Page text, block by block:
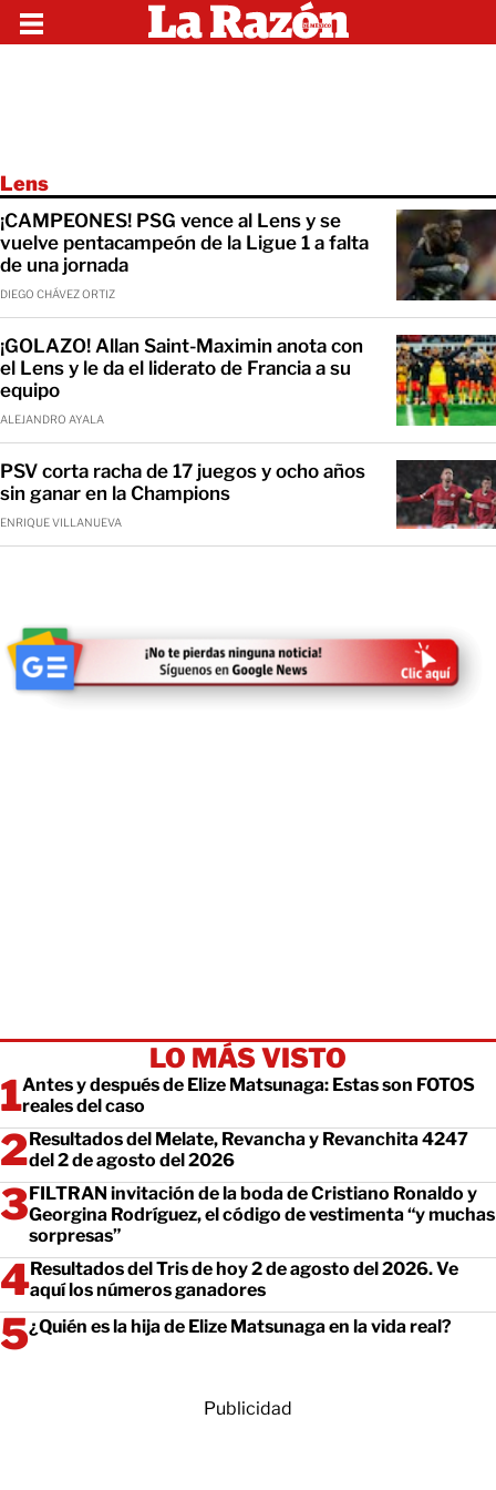
Lens
¡CAMPEONES! PSG vence al Lens y se
vuelve pentacampeón de la Ligue 1 a falta
de una jornada
DIEGO CHÁVEZ ORTIZ
¡GOLAZO! Allan Saint-Maximin anota con
el Lens y le da el liderato de Francia a su
equipo
ALEJANDRO AYALA
PSV corta racha de 17 juegos y ocho años
sin ganar en la Champions
ENRIQUE VILLANUEVA
LO MÁS VISTO
Antes y después de Elize Matsunaga: Estas son FOTOS
reales del caso
Resultados del Melate, Revancha y Revanchita 4247
del 2 de agosto del 2026
FILTRAN invitación de la boda de Cristiano Ronaldo y
Georgina Rodríguez, el código de vestimenta “y muchas
sorpresas”
Resultados del Tris de hoy 2 de agosto del 2026. Ve
aquí los números ganadores
¿Quién es la hija de Elize Matsunaga en la vida real?
Publicidad